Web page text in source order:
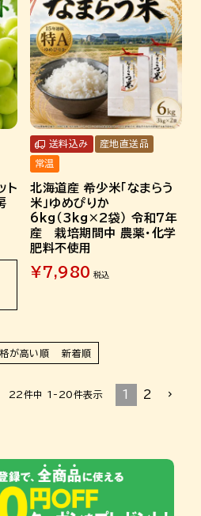
ト
北海道産 希少米「なまらう
米」ゆめぴりか
6kg（3kg×2袋） 令和7年
産 栽培期間中 農薬・化学
肥料不使用
送料込み 産地直送品
常温
¥ 7,980 税込
が高い順 新着順
22件中 1- 20件表示 1 2